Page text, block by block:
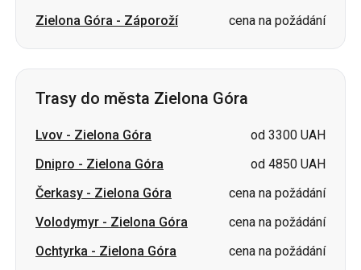
Zielona Góra - Záporoží cena na požádání
Trasy do města Zielona Góra
Lvov - Zielona Góra
od 3300 UAH
Dnipro - Zielona Góra
od 4850 UAH
Čerkasy - Zielona Góra
cena na požádání
Volodymyr - Zielona Góra
cena na požádání
Ochtyrka - Zielona Góra
cena na požádání